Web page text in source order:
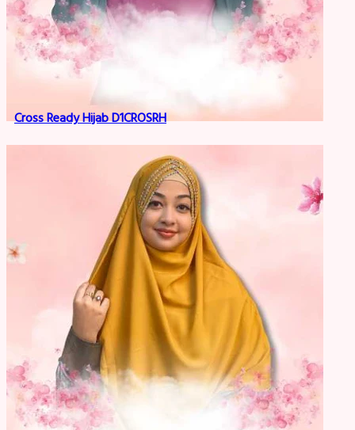
Cross Ready Hijab D1CROSRH